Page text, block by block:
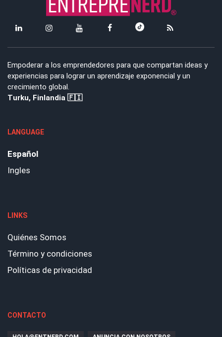
Empoderar a los emprendedores para que compartan ideas y
experiencias para lograr un aprendizaje exponencial y un
crecimiento global.
Turku, Finlandia 🇫🇮
LANGUAGE
Español
Ingles
LINKS
Quiénes Somos
Término y condiciones
Políticas de privacidad
CONTACTO